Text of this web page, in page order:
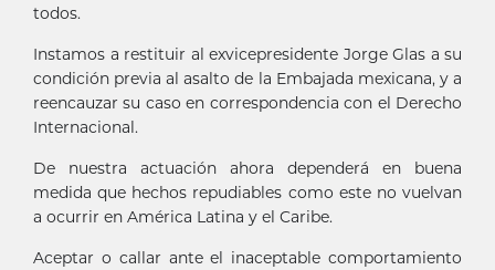
todos.
Instamos a restituir al exvicepresidente Jorge Glas a su
condición previa al asalto de la Embajada mexicana, y a
reencauzar su caso en correspondencia con el Derecho
Internacional.
De nuestra actuación ahora dependerá en buena
medida que hechos repudiables como este no vuelvan
a ocurrir en América Latina y el Caribe.
Aceptar o callar ante el inaceptable comportamiento